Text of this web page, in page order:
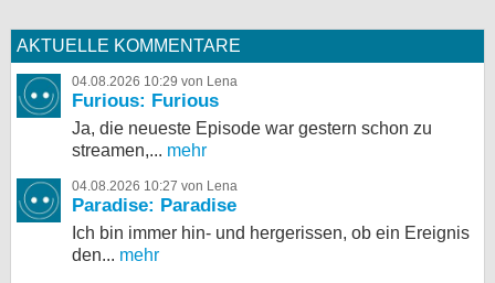
AKTUELLE KOMMENTARE
04.08.2026 10:29 von Lena
Furious: Furious
Ja, die neueste Episode war gestern schon zu
streamen,... mehr
04.08.2026 10:27 von Lena
Paradise: Paradise
Ich bin immer hin- und hergerissen, ob ein Ereignis
den... mehr